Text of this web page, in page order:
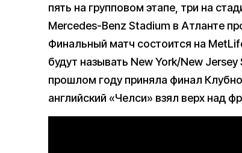
пять на групповом этапе, три на
Mercedes-Benz Stadium в Атланте
Финальный матч состоится на
будут называть New York/New
прошлом году приняла финал
английский «Челси» взял верх над